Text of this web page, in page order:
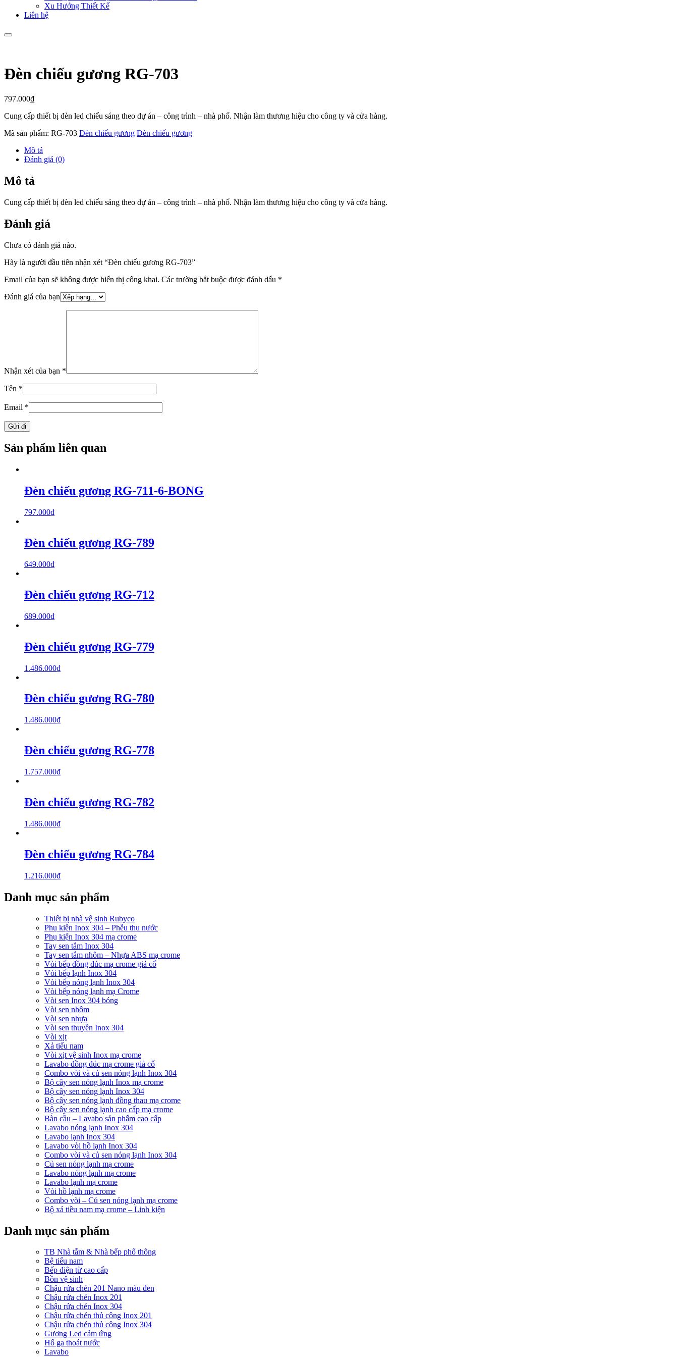
Xu Hướng Thiết Kế
Liên hệ
Đèn chiếu gương RG-703
797.000₫
Cung cấp thiết bị đèn led chiếu sáng theo dự án – công trình – nhà phố. Nhận làm thương hiệu cho công ty và cửa hàng.
Mã sản phẩm: RG-703 Đèn chiếu gương Đèn chiếu gương
Mô tả
Đánh giá (0)
Mô tả
Cung cấp thiết bị đèn led chiếu sáng theo dự án – công trình – nhà phố. Nhận làm thương hiệu cho công ty và cửa hàng.
Đánh giá
Chưa có đánh giá nào.
Hãy là người đầu tiên nhận xét “Đèn chiếu gương RG-703”
Email của bạn sẽ không được hiển thị công khai. Các trường bắt buộc được đánh dấu *
Đánh giá của bạn
Nhận xét của bạn *
Tên *
Email *
Sản phẩm liên quan
Đèn chiếu gương RG-711-6-BONG
797.000₫
Đèn chiếu gương RG-789
649.000₫
Đèn chiếu gương RG-712
689.000₫
Đèn chiếu gương RG-779
1.486.000₫
Đèn chiếu gương RG-780
1.486.000₫
Đèn chiếu gương RG-778
1.757.000₫
Đèn chiếu gương RG-782
1.486.000₫
Đèn chiếu gương RG-784
1.216.000₫
Danh mục sản phẩm
Thiết bị nhà vệ sinh Rubyco
Phụ kiện Inox 304 – Phễu thu nước
Phụ kiện Inox 304 mạ crome
Tay sen tắm Inox 304
Tay sen tắm nhôm – Nhựa ABS mạ crome
Vòi bếp đồng đúc mạ crome giả cổ
Vòi bếp lạnh Inox 304
Vòi bếp nóng lạnh Inox 304
Vòi bếp nóng lạnh mạ Crome
Vòi sen Inox 304 bóng
Vòi sen nhôm
Vòi sen nhựa
Vòi sen thuyền Inox 304
Vòi xịt
Xả tiểu nam
Vòi xịt vệ sinh Inox mạ crome
Lavabo đồng đúc mạ crome giả cổ
Combo vòi và củ sen nóng lạnh Inox 304
Bộ cây sen nóng lạnh Inox mạ crome
Bộ cây sen nóng lạnh Inox 304
Bộ cây sen nóng lạnh đồng thau mạ crome
Bộ cây sen nóng lạnh cao cấp mạ crome
Bàn cầu – Lavabo sản phẩm cao cấp
Lavabo nóng lạnh Inox 304
Lavabo lạnh Inox 304
Lavabo vòi hồ lạnh Inox 304
Combo vòi và củ sen nóng lạnh Inox 304
Củ sen nóng lạnh mạ crome
Lavabo nóng lạnh mạ crome
Lavabo lạnh mạ crome
Vòi hồ lạnh mạ crome
Combo vòi – Củ sen nóng lạnh mạ crome
Bộ xả tiều nam mạ crome – Linh kiện
Danh mục sản phẩm
TB Nhà tắm & Nhà bếp phổ thông
Bệ tiểu nam
Bếp điện từ cao cấp
Bồn vệ sinh
Chậu rửa chén 201 Nano màu đen
Chậu rửa chén Inox 201
Chậu rửa chén Inox 304
Chậu rửa chén thủ công Inox 201
Chậu rửa chén thủ công Inox 304
Gương Led cảm ứng
Hố ga thoát nước
Lavabo